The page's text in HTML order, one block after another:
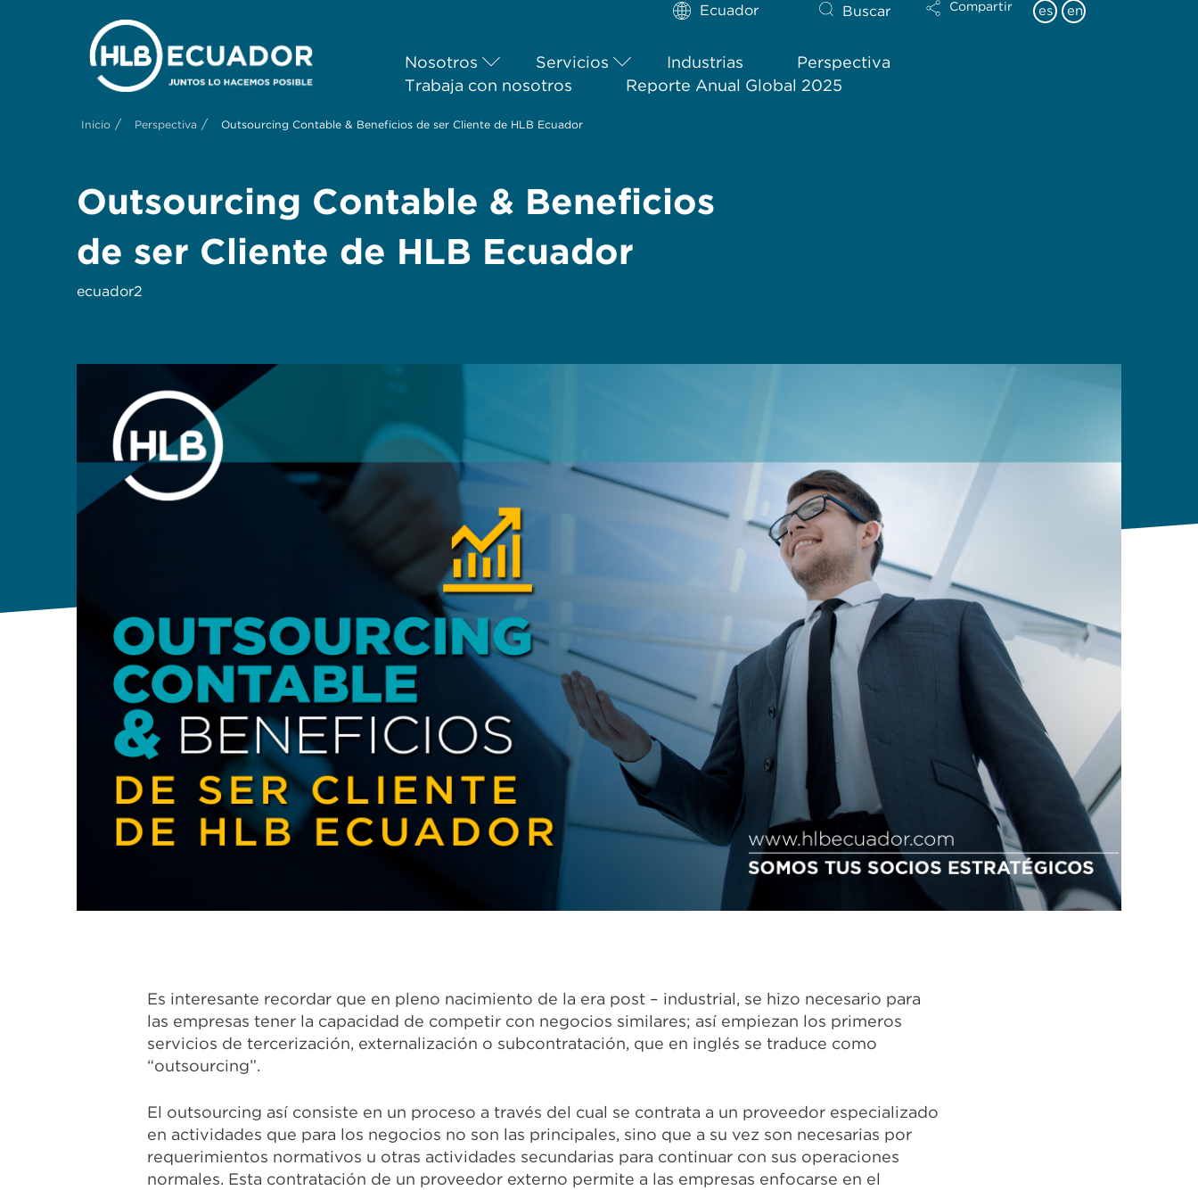
Ecuador Buscar Compartir es en
Nosotros Servicios Industrias
Perspectiva
Trabaja con nosotros
Reporte Anual Global 2025
Inicio / Perspectiva / Outsourcing Contable & Beneficios de ser Cliente de HLB Ecuador
Outsourcing Contable & Beneficios
de ser Cliente de HLB Ecuador
ecuador2
Es interesante recordar que en pleno nacimiento de la era post – industrial, se hizo necesario para
las empresas tener la capacidad de competir con negocios similares; así empiezan los primeros
servicios de tercerización, externalización o subcontratación, que en inglés se traduce como
“outsourcing”.
El outsourcing así consiste en un proceso a través del cual se contrata a un proveedor especializado
en actividades que para los negocios no son las principales, sino que a su vez son necesarias por
requerimientos normativos u otras actividades secundarias para continuar con sus operaciones
normales. Esta contratación de un proveedor externo permite a las empresas enfocarse en el